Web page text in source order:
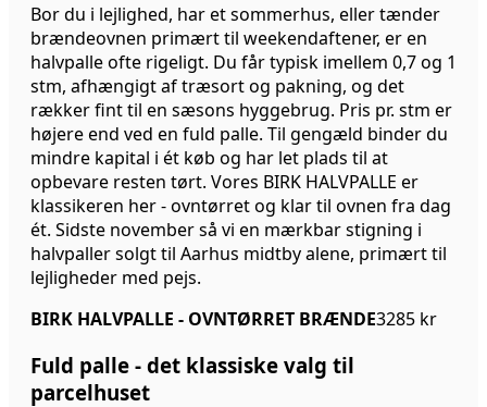
Bor du i lejlighed, har et sommerhus, eller tænder
brændeovnen primært til weekendaftener, er en
halvpalle ofte rigeligt. Du får typisk imellem 0,7 og 1
stm, afhængigt af træsort og pakning, og det
rækker fint til en sæsons hyggebrug. Pris pr. stm er
højere end ved en fuld palle. Til gengæld binder du
mindre kapital i ét køb og har let plads til at
opbevare resten tørt. Vores BIRK HALVPALLE er
klassikeren her - ovntørret og klar til ovnen fra dag
ét. Sidste november så vi en mærkbar stigning i
halvpaller solgt til Aarhus midtby alene, primært til
lejligheder med pejs.
BIRK HALVPALLE - OVNTØRRET BRÆNDE3285 kr
Fuld palle - det klassiske valg til
parcelhuset